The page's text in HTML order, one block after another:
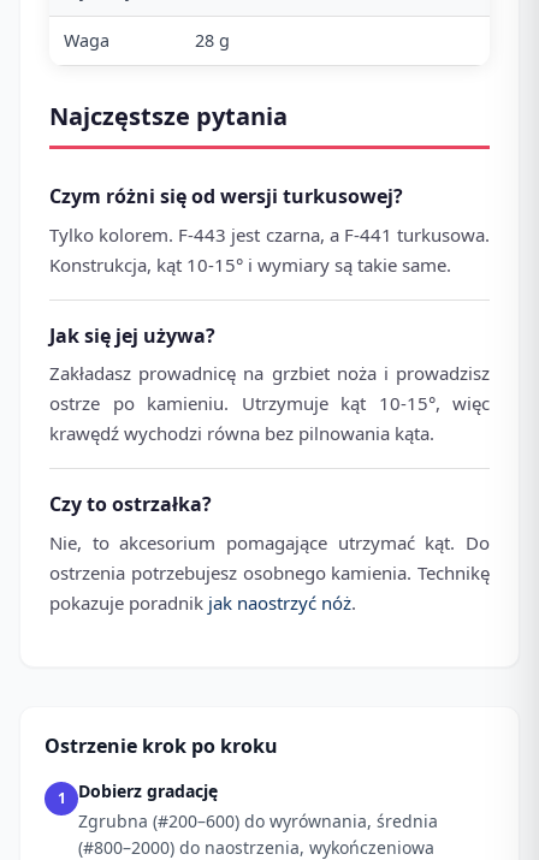
Waga 28 g
Najczęstsze pytania
Czym różni się od wersji turkusowej?
Tylko kolorem. F-443 jest czarna, a F-441 turkusowa.
Konstrukcja, kąt 10-15° i wymiary są takie same.
Jak się jej używa?
Zakładasz prowadnicę na grzbiet noża i prowadzisz
ostrze po kamieniu. Utrzymuje kąt 10-15°, więc
krawędź wychodzi równa bez pilnowania kąta.
Czy to ostrzałka?
Nie, to akcesorium pomagające utrzymać kąt. Do
ostrzenia potrzebujesz osobnego kamienia. Technikę
pokazuje poradnik jak naostrzyć nóż.
Ostrzenie krok po kroku
1
Dobierz gradację
Zgrubna (#200–600) do wyrównania, średnia
(#800–2000) do naostrzenia, wykończeniowa